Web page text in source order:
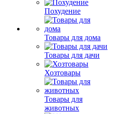
Похудение
Товары для дома
Товары для дачи
Хозтовары
Товары для
животных